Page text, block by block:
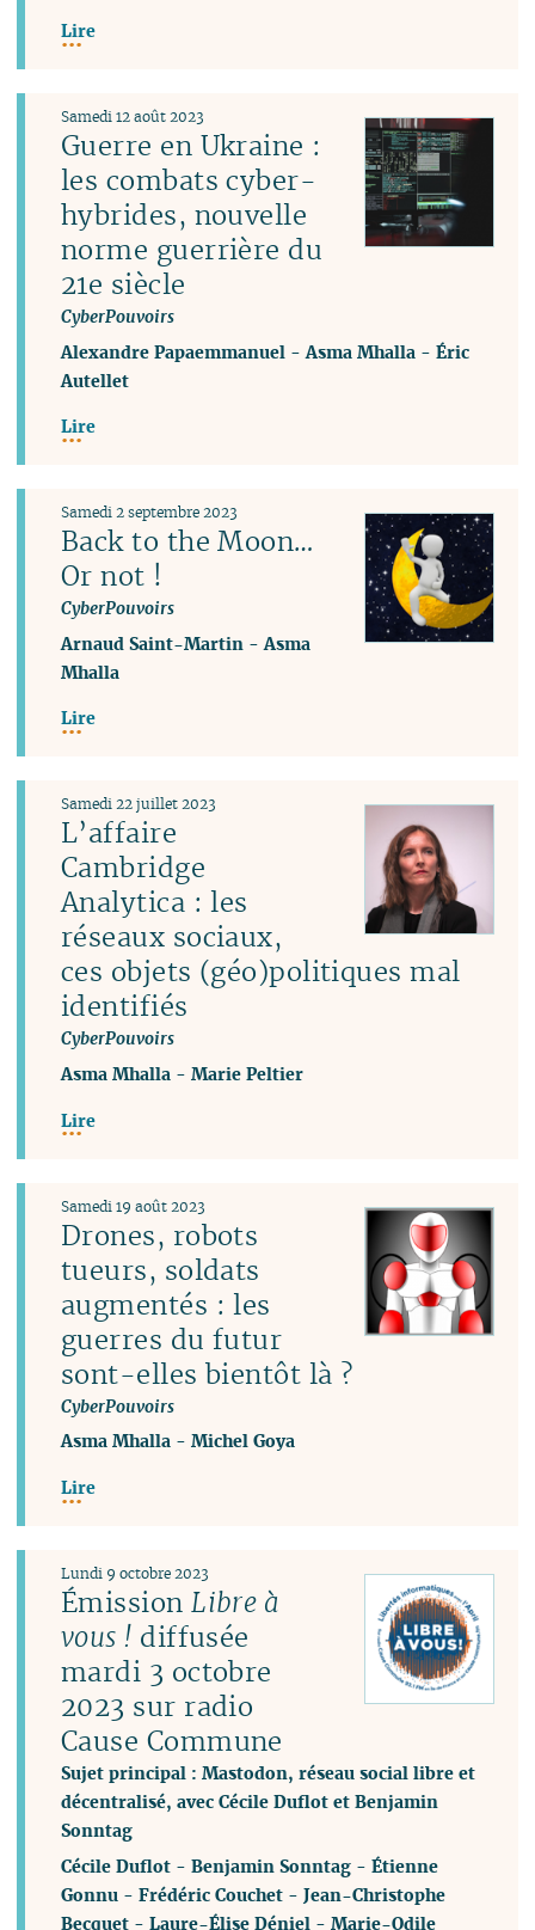
Lire
Guerre en Ukraine :
les combats cyber-
hybrides, nouvelle
norme guerrière du
21e siècle
CyberPouvoirs
Samedi 12 août 2023
Alexandre Papaemmanuel -Asma Mhalla -Éric
Autellet
Lire
Back to the Moon…
Or not !
CyberPouvoirs
Samedi 2 septembre 2023
Arnaud Saint-Martin -Asma
Mhalla
Lire
L’affaire
Cambridge
Analytica : les
réseaux sociaux,
ces objets (géo)politiques mal
identifiés
CyberPouvoirs
Samedi 22 juillet 2023
Asma Mhalla -Marie Peltier
Lire
Drones, robots
tueurs, soldats
augmentés : les
guerres du futur
sont-elles bientôt là ?
CyberPouvoirs
Samedi 19 août 2023
Asma Mhalla -Michel Goya
Lire
ÉmissionLibre à
vous ! diffusée
mardi 3 octobre
2023 sur radio
Cause Commune
Sujet principal : Mastodon, réseau social libre et
décentralisé, avec Cécile Duflot et Benjamin
Sonntag
Lundi 9 octobre 2023
Cécile Duflot -Benjamin Sonntag -Étienne
Gonnu -Frédéric Couchet -Jean-Christophe
Becquet -Laure-Élise Déniel -Marie-Odile